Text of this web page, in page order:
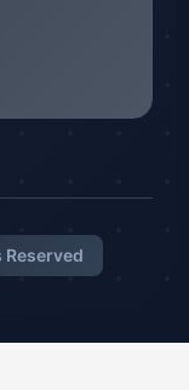
Reserved